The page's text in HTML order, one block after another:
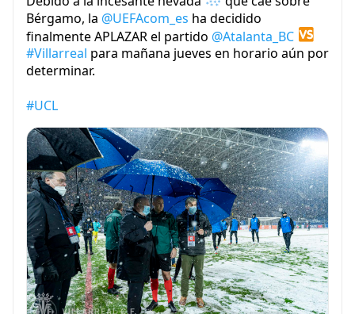
Bérgamo, la @UEFAcom_es ha decidido
finalmente APLAZAR el partido @Atalanta_BC
#Villarreal para mañana jueves en horario aún por
determinar.
#UCL